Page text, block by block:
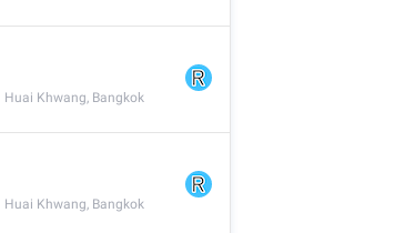
Huai Khwang, Bangkok
Huai Khwang, Bangkok